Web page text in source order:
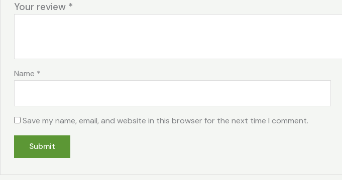
Your review *
Name *
Save my name, email, and website in this browser for the next time I comment.